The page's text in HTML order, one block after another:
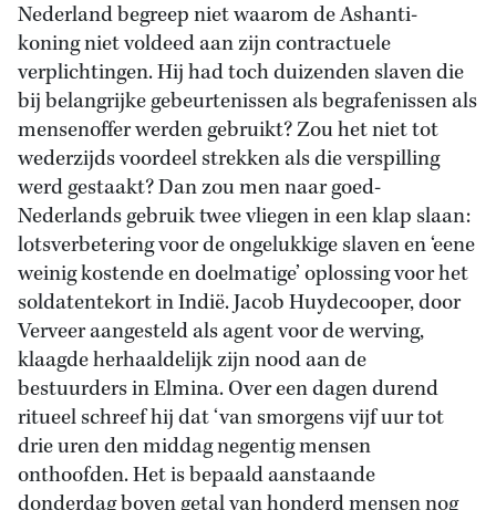
Nederland begreep niet waarom de Ashanti-
koning niet voldeed aan zijn contractuele
verplichtingen. Hij had toch duizenden slaven die
bij belangrijke gebeurtenissen als begrafenissen als
mensenoffer werden gebruikt? Zou het niet tot
wederzijds voordeel strekken als die verspilling
werd gestaakt? Dan zou men naar goed-
Nederlands gebruik twee vliegen in een klap slaan:
lotsverbetering voor de ongelukkige slaven en ‘eene
weinig kostende en doelmatige’ oplossing voor het
soldatentekort in Indië. Jacob Huydecooper, door
Verveer aangesteld als agent voor de werving,
klaagde herhaaldelijk zijn nood aan de
bestuurders in Elmina. Over een dagen durend
ritueel schreef hij dat ‘van smorgens vijf uur tot
drie uren den middag negentig mensen
onthoofden. Het is bepaald aanstaande